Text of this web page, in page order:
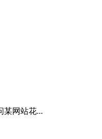
某网站花...